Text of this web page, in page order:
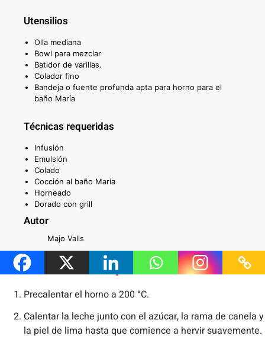
Utensilios
Olla mediana
Bowl para mezclar
Batidor de varillas.
Colador fino
Bandeja o fuente profunda apta para horno para el
baño María
Técnicas requeridas
Infusión
Emulsión
Colado
Cocción al baño María
Horneado
Dorado con grill
Autor
Majo Valls
Preparación
Precalentar el horno a 200 °C.
Calentar la leche junto con el azúcar, la rama de canela y
la piel de lima hasta que comience a hervir suavemente.